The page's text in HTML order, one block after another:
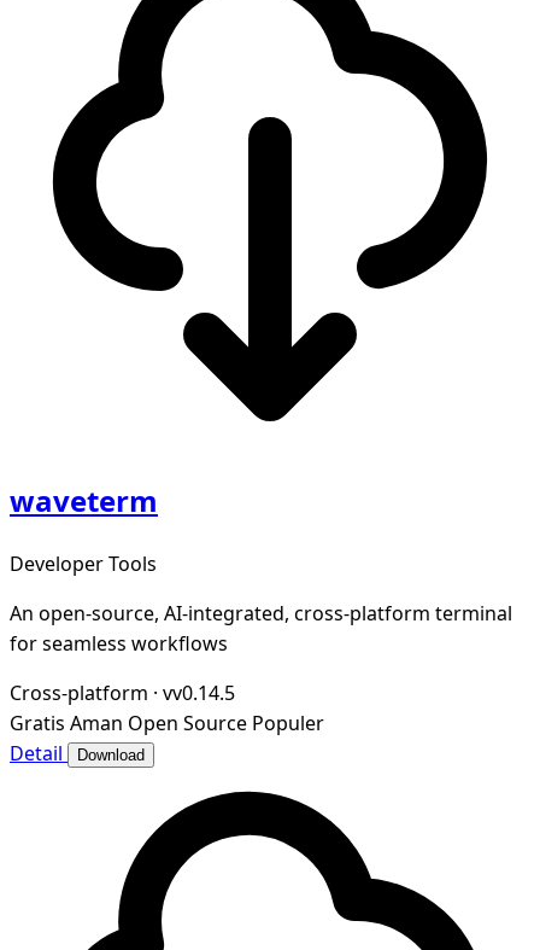
waveterm
Developer Tools
An open-source, AI-integrated, cross-platform terminal
for seamless workflows
Cross-platform · vv0.14.5
Gratis Aman Open Source Populer
Detail
Download